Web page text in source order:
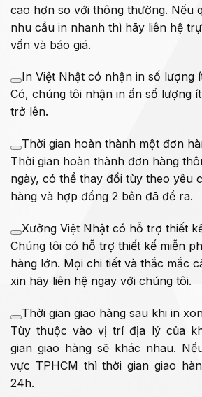
cao hơn so với thông thường. Nếu
nhu cầu in nhanh thì hãy liên hệ
vấn và báo giá.
In Việt Nhật có nhận in số lượng
Có, chúng tôi nhận in ấn số lượng
trở lên.
Thời gian hoàn thành một đơn
Thời gian hoàn thành đơn hàng
ngày, có thể thay đổi tùy theo yêu
hàng và hợp đồng 2 bên đã đề ra.
Xưởng Việt Nhật có hỗ trợ thiết
Chúng tôi có hỗ trợ thiết kế miễn
hàng lớn. Mọi chi tiết và thắc mắc
xin hãy liên hệ ngay với chúng tôi.
Thời gian giao hàng sau khi in
Tùy thuộc vào vị trí địa lý của
gian giao hàng sẽ khác nhau.
vực TPHCM thì thời gian giao
24h.